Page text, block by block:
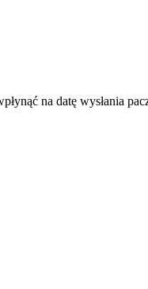
na datę wysłania